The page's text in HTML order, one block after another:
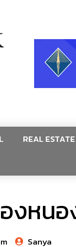
REAL ESTATE
งหน
Sanya